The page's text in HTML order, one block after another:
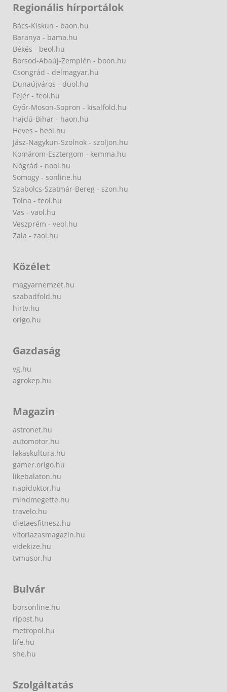
Regionális hírportálok
Bács-Kiskun - baon.hu
Baranya - bama.hu
Békés - beol.hu
Borsod-Abaúj-Zemplén - boon.hu
Csongrád - delmagyar.hu
Dunaújváros - duol.hu
Fejér - feol.hu
Győr-Moson-Sopron - kisalfold.hu
Hajdú-Bihar - haon.hu
Heves - heol.hu
Jász-Nagykun-Szolnok - szoljon.hu
Komárom-Esztergom - kemma.hu
Nógrád - nool.hu
Somogy - sonline.hu
Szabolcs-Szatmár-Bereg - szon.hu
Tolna - teol.hu
Vas - vaol.hu
Veszprém - veol.hu
Zala - zaol.hu
Közélet
magyarnemzet.hu
szabadfold.hu
hirtv.hu
origo.hu
Gazdaság
vg.hu
agrokep.hu
Magazin
astronet.hu
automotor.hu
lakaskultura.hu
gamer.origo.hu
likebalaton.hu
napidoktor.hu
mindmegette.hu
travelo.hu
dietaesfitnesz.hu
vitorlazasmagazin.hu
videkize.hu
tvmusor.hu
Bulvár
borsonline.hu
ripost.hu
metropol.hu
life.hu
she.hu
Szolgáltatás